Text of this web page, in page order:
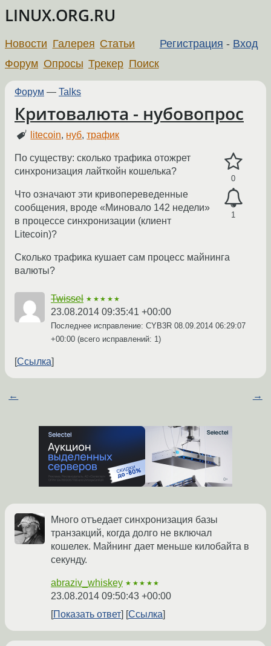
LINUX.ORG.RU
Регистрация - Вход
Новости Галерея Статьи
Форум Опросы Трекер Поиск
Форум — Talks
Критовалюта - нубовопрос
litecoin, нуб,трафик
0
1
По существу: сколько трафика отожрет
синхронизация лайткойн кошелька?
Что означают эти кривопереведенные
сообщения, вроде «Миновало 142 недели»
в процессе синхронизации (клиент
Litecoin)?
Сколько трафика кушает сам процесс майнинга
валюты?
Twissel ★★★★★
23.08.2014 09:35:41 +00:00
Последнее исправление: CYB3R 08.09.2014 06:29:07
+00:00 (всего исправлений: 1)
Ссылка
← →
Много отъедает синхронизация базы
транзакций, когда долго не включал
кошелек. Майнинг дает меньше килобайта в
секунду.
abraziv_whiskey ★★★★★
23.08.2014 09:50:43 +00:00
Показать ответ
Ссылка